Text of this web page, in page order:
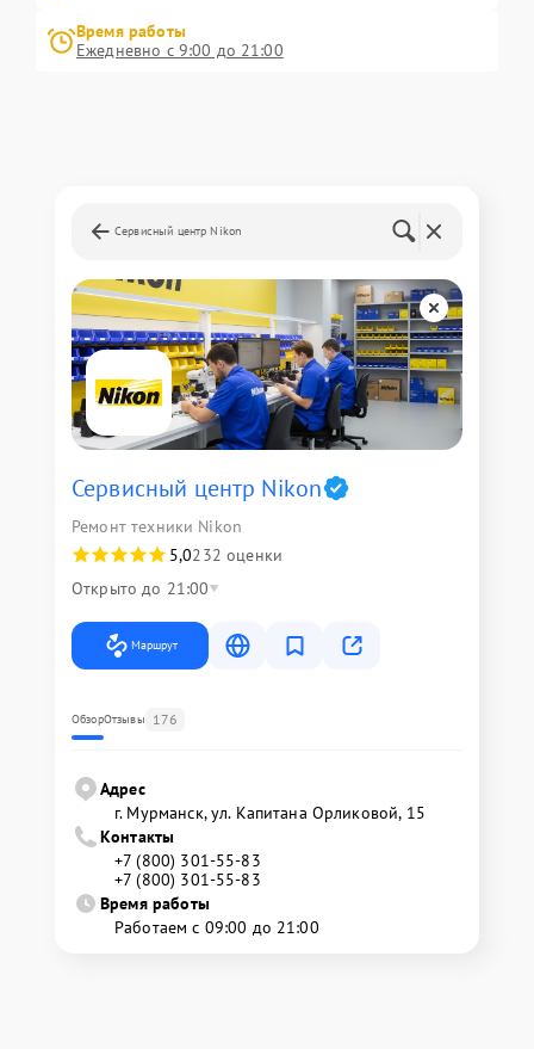
Время работы
Ежедневно с 9:00 до 21:00
Сервисный центр Nikon
Сервисный центр Nikon
Ремонт техники Nikon
5,0232 оценки
Открыто до 21:00
Маршрут
ОбзорОтзывы 176
Адрес
г. Мурманск, ул. Капитана Орликовой, 15
Контакты
+7 (800) 301-55-83
+7 (800) 301-55-83
Время работы
Работаем с 09:00 до 21:00